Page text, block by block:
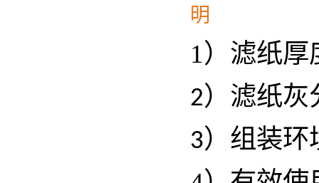
明
1）滤纸厚
2）滤纸灰
3）组装环